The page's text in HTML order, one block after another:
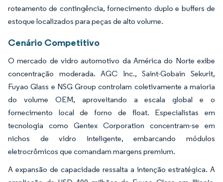
roteamento de contingência, fornecimento duplo e buffers de
estoque localizados para peças de alto volume.
Cenário Competitivo
O mercado de vidro automotivo da América do Norte exibe
concentração moderada. AGC Inc., Saint-Gobain Sekurit,
Fuyao Glass e NSG Group controlam coletivamente a maioria
do volume OEM, aproveitando a escala global e o
fornecimento local de forno de float. Especialistas em
tecnologia como Gentex Corporation concentram-se em
nichos de vidro inteligente, embarcando módulos
eletrocrômicos que comandam margens premium.
A expansão de capacidade ressalta a intenção estratégica. A